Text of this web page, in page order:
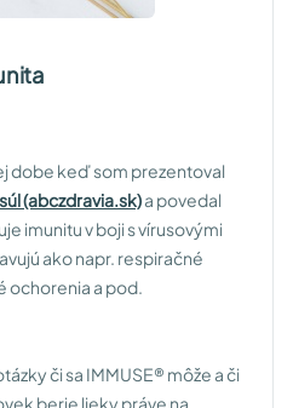
dobe keď som prezentoval
(abczdravia.sk)a povedal
imunitu v boji s vírusovými
ako napr. respiračné
ochorenia a pod.
či sa IMMUSE® môže a či
berie lieky práve na